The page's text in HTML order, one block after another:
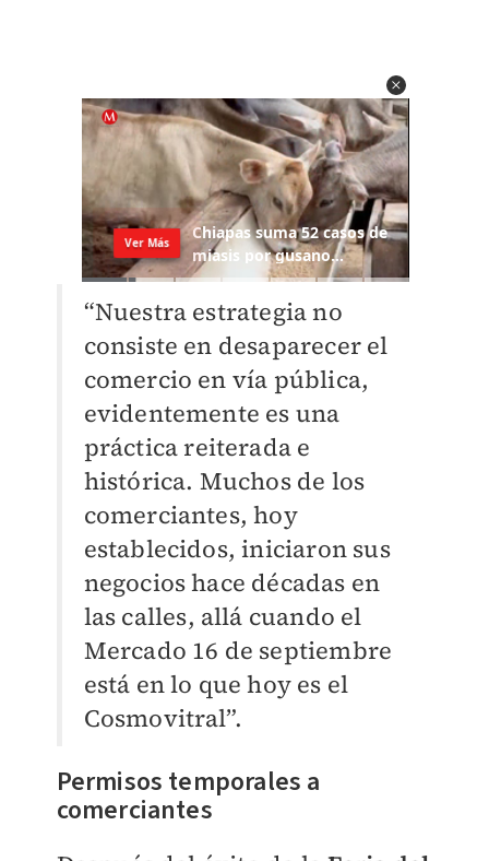
“Nuestra estrategia no
consiste en desaparecer el
comercio en vía pública,
evidentemente es una
práctica reiterada e
histórica. Muchos de los
comerciantes, hoy
establecidos, iniciaron sus
negocios hace décadas en
las calles, allá cuando el
Mercado 16 de septiembre
está en lo que hoy es el
Cosmovitral”.
Permisos temporales a
comerciantes